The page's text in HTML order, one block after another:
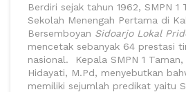
Berdiri sejak tahun 1962, SMPN 1
Sekolah Menengah Pertama di
Bersemboyan Sidoarjo Lokal
mencetak sebanyak 64 prestasi
nasional. Kepala SMPN 1 Taman,
Hidayati, M.Pd, menyebutkan
memiliki sejumlah predikat yaitu